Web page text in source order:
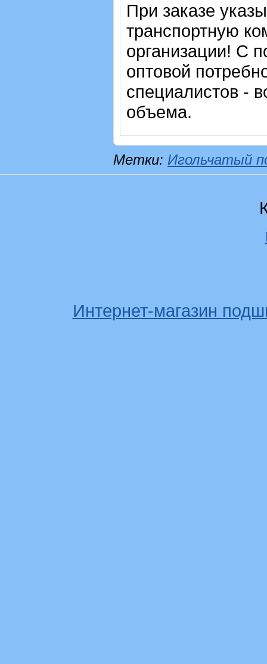
При заказе
транспортную
организации! С
оптовой
специалистов -
объема.
Метки: Игольчатый
Интернет-магазин